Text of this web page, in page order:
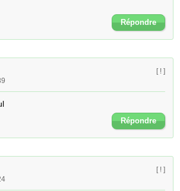
Répondre
[ ! ]
Répondre
[ ! ]